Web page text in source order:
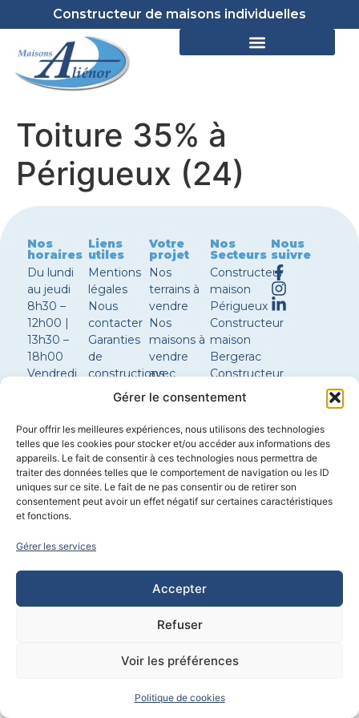
Gérer le consentement
Pour offrir les meilleures expériences, nous utilisons des technologies
telles que les cookies pour stocker et/ou accéder aux informations des
appareils. Le fait de consentir à ces technologies nous permettra de
traiter des données telles que le comportement de navigation ou les ID
uniques sur ce site. Le fait de ne pas consentir ou de retirer son
consentement peut avoir un effet négatif sur certaines caractéristiques
et fonctions.
Gérer les services
Accepter
Refuser
Voir les préférences
Politique de cookies
Constructeur de maisons individuelles
Toiture 35% à
Périgueux (24)
Nos
horaires
Du lundi
au jeudi
8h30 –
12h00 |
13h30 –
18h00
Vendredi
14h00 –
17h30
Samedi
sur
rendez-
vous
Liens
utiles
Mentions
légales
Nous
contacter
Garanties
de
constructions
Réglementations
environnementales
Votre
projet
Nos
terrains à
vendre
Nos
maisons à
vendre
avec
terrain
Nos plans
de maison
Configurer
ma
maison
Nos
Secteurs
Constructeur
maison
Périgueux
Constructeur
maison
Bergerac
Constructeur
maison
Sarlat
Constructeur
maison
Boulazac
Constructeur
maison
Brantôme
Nous
suivre